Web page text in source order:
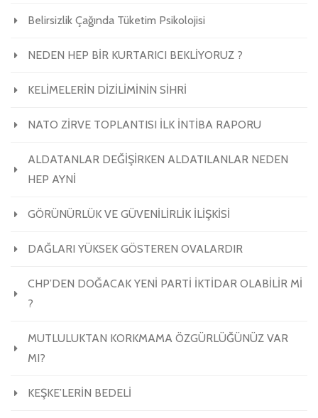
Belirsizlik Çağında Tüketim Psikolojisi
NEDEN HEP BİR KURTARICI BEKLİYORUZ ?
KELİMELERİN DİZİLİMİNİN SİHRİ
NATO ZİRVE TOPLANTISI İLK İNTİBA RAPORU
ALDATANLAR DEĞİŞİRKEN ALDATILANLAR NEDEN
HEP AYNİ
GÖRÜNÜRLÜK VE GÜVENİLİRLİK İLİŞKİSİ
DAĞLARI YÜKSEK GÖSTEREN OVALARDIR
CHP’DEN DOĞACAK YENİ PARTİ İKTİDAR OLABİLİR Mİ
?
MUTLULUKTAN KORKMAMA ÖZGÜRLÜĞÜNÜZ VAR
MI?
KEŞKE’LERİN BEDELİ